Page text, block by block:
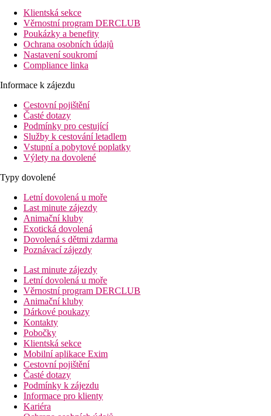
Klientská sekce
Věrnostní program DERCLUB
Poukázky a benefity
Ochrana osobních údajů
Nastavení soukromí
Compliance linka
Informace k zájezdu
Cestovní pojištění
Časté dotazy
Podmínky pro cestující
Služby k cestování letadlem
Vstupní a pobytové poplatky
Výlety na dovolené
Typy dovolené
Letní dovolená u moře
Last minute zájezdy
Animační kluby
Exotická dovolená
Dovolená s dětmi zdarma
Poznávací zájezdy
Last minute zájezdy
Letní dovolená u moře
Věrnostní program DERCLUB
Animační kluby
Dárkové poukazy
Kontakty
Pobočky
Klientská sekce
Mobilní aplikace Exim
Cestovní pojištění
Časté dotazy
Podmínky k zájezdu
Informace pro klienty
Kariéra